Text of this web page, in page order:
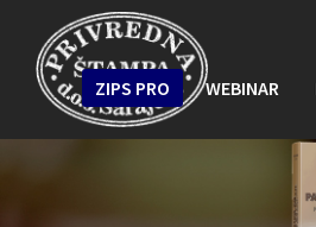
ZIPS PRO WEBINAR